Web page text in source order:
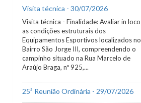
Visita técnica - 30/07/2026
Visita técnica - Finalidade: Avaliar in loco
as condições estruturais dos
Equipamentos Esportivos localizados no
Bairro São Jorge III, compreendendo o
campinho situado na Rua Marcelo de
Araújo Braga, nº 925,...
25ª Reunião Ordinária - 29/07/2026